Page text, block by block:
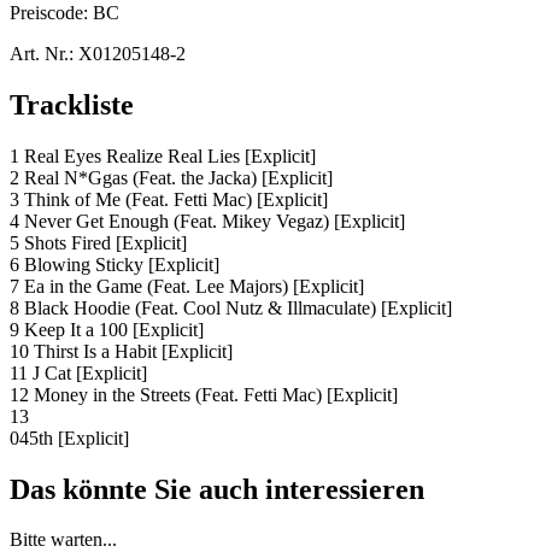
Preiscode: BC
Art. Nr.: X01205148-2
Trackliste
1 Real Eyes Realize Real Lies [Explicit]
2 Real N*Ggas (Feat. the Jacka) [Explicit]
3 Think of Me (Feat. Fetti Mac) [Explicit]
4 Never Get Enough (Feat. Mikey Vegaz) [Explicit]
5 Shots Fired [Explicit]
6 Blowing Sticky [Explicit]
7 Ea in the Game (Feat. Lee Majors) [Explicit]
8 Black Hoodie (Feat. Cool Nutz & Illmaculate) [Explicit]
9 Keep It a 100 [Explicit]
10 Thirst Is a Habit [Explicit]
11 J Cat [Explicit]
12 Money in the Streets (Feat. Fetti Mac) [Explicit]
13
045th [Explicit]
Das könnte Sie auch interessieren
Bitte warten...